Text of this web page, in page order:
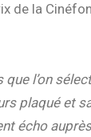
de la
l’on
plaqué et
écho